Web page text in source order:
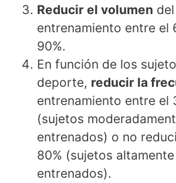
Reducir el volumen del
entrenamiento entre el
90%.
En función de los
deporte, reducir la
entrenamiento entre el
(sujetos
entrenados) o no
80% (sujetos altamente
entrenados).